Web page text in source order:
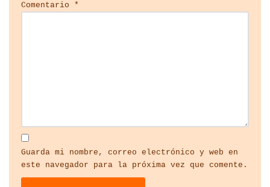
Comentario *
Guarda mi nombre, correo electrónico y web en
este navegador para la próxima vez que comente.